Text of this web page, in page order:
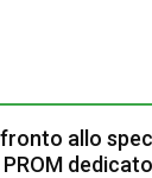
allo
dedicato